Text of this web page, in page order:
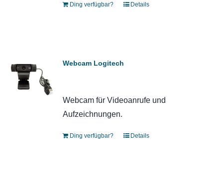
Ding verfügbar? Details
Webcam Logitech
Webcam für Videoanrufe und
Aufzeichnungen.
Ding verfügbar? Details